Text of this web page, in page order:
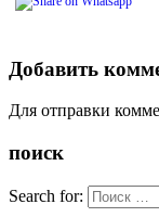
Добавить
Для отправки
поиск
Search for: